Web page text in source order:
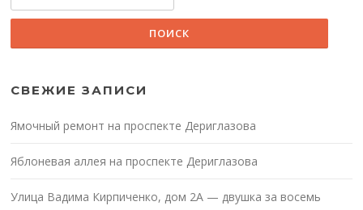
СВЕЖИЕ ЗАПИСИ
Ямочный ремонт на проспекте Дериглазова
Яблоневая аллея на проспекте Дериглазова
Улица Вадима Кирпиченко, дом 2А — двушка за восемь